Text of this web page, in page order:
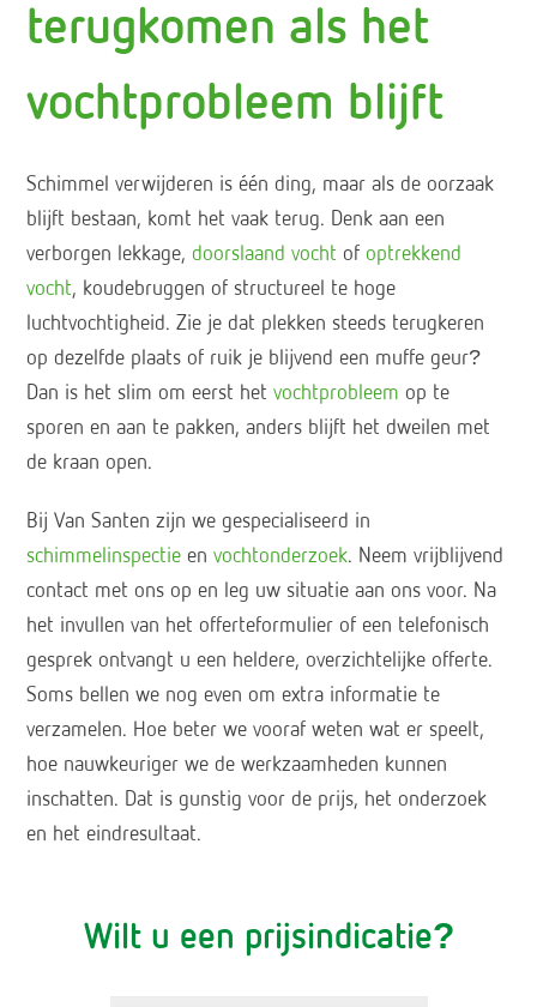
terugkomen als het
vochtprobleem blijft
Schimmel verwijderen is één ding, maar als de oorzaak
blijft bestaan, komt het vaak terug. Denk aan een
verborgen lekkage, doorslaand vocht of optrekkend
vocht, koudebruggen of structureel te hoge
luchtvochtigheid. Zie je dat plekken steeds terugkeren
op dezelfde plaats of ruik je blijvend een muffe geur?
Dan is het slim om eerst hetvochtprobleem op te
sporen en aan te pakken, anders blijft het dweilen met
de kraan open.
Bij Van Santen zijn we gespecialiseerd in
schimmelinspectie envochtonderzoek. Neem vrijblijvend
contact met ons op en leg uw situatie aan ons voor. Na
het invullen van het offerteformulier of een telefonisch
gesprek ontvangt u een heldere, overzichtelijke offerte.
Soms bellen we nog even om extra informatie te
verzamelen. Hoe beter we vooraf weten wat er speelt,
hoe nauwkeuriger we de werkzaamheden kunnen
inschatten. Dat is gunstig voor de prijs, het onderzoek
en het eindresultaat.
Wilt u een prijsindicatie?